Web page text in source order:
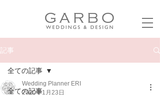
記事
全ての記事
全ての記事
Wedding Planner ERI
2020年1月23日